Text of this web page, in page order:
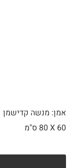
אמן: מנשה קדישמן
60 X